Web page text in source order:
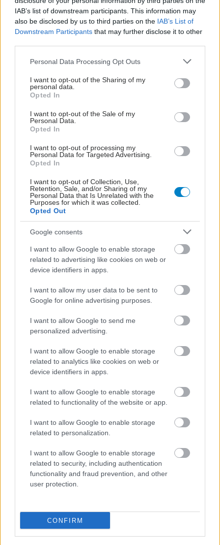
IAB’s list of downstream participants. This information may
also be disclosed by us to third parties on the IAB’s List of
Downstream Participants that may further disclose it to other
Please note that this website/app uses one or more Google
not limited to your visit or usage behaviour. You may click to
grant or deny consent to Google and its third-party tags to
use your data for below specified purposes in below Google
consent section.
Personal Data Processing Opt Outs
I want to opt-out of the Sharing of my
personal data.
Opted In
I want to opt-out of the Sale of my
Personal Data.
Opted In
I want to opt-out of processing my
Personal Data for Targeted Advertising.
Opted In
I want to opt-out of Collection, Use,
Retention, Sale, and/or Sharing of my
Personal Data that Is Unrelated with the
Purposes for which it was collected.
Opted Out
Google consents
I want to allow Google to enable storage
related to advertising like cookies on web or
device identifiers in apps.
I want to allow my user data to be sent to
Google for online advertising purposes.
I want to allow Google to send me
personalized advertising.
I want to allow Google to enable storage
related to analytics like cookies on web or
device identifiers in apps.
I want to allow Google to enable storage
related to functionality of the website or app.
I want to allow Google to enable storage
related to personalization.
I want to allow Google to enable storage
related to security, including authentication
functionality and fraud prevention, and other
user protection.
CONFIRM
ΣΗΜΕΡΑ ΣΤΟ IATRONET.GR
Οι αλλαγές στο σώμα που θεωρούνται φυσιολογικές